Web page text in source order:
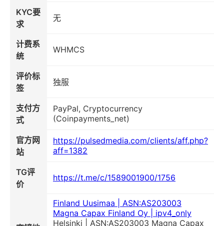
KYC要
求
无
计费系
统
WHMCS
评价标
签
独服
支付方
式
PayPal, Cryptocurrency
(Coinpayments_net)
官方网
站
https://pulsedmedia.com/clients/aff.php?
aff=1382
TG评
价
https://t.me/c/1589001900/1756
Finland Uusimaa | ASN:AS203003
Magna Capax Finland Oy | ipv4_only
Helsinki | ASN:AS203003 Magna Capax